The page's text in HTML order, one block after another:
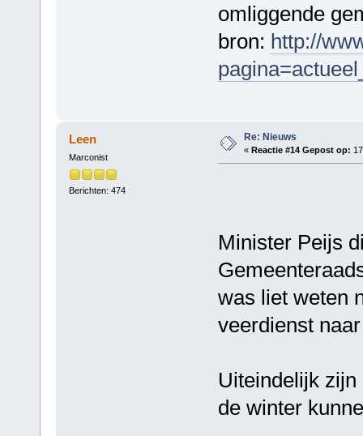
omliggende
bron: http://
Leen
Marconist
Berichten: 474
Re: Nieuws
« Reactie #14 Gepost op:
Minister Peijs
was liet weten
veerdienst
Uiteindelijk
de winter